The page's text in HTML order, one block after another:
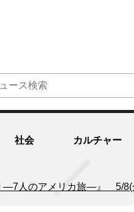
社会 カルチャー
―7人のアメリカ旅―』 5/